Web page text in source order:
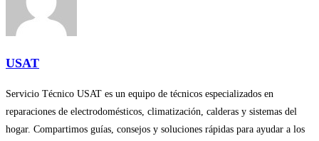
USAT
Servicio Técnico USAT es un equipo de técnicos especializados en
reparaciones de electrodomésticos, climatización, calderas y sistemas del
hogar. Compartimos guías, consejos y soluciones rápidas para ayudar a los